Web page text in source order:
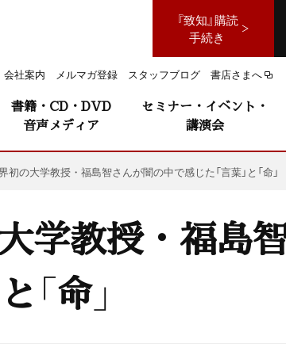
『致知』購読
手続き
会社案内 メルマガ登録 スタッフブログ 書店さまへ
書籍・CD・DVD
音声メディア
セミナー・イベント・
講演会
の大学教授・福島智さんが闇の中で感じた「言葉」と「命」
学教授・福島
命」